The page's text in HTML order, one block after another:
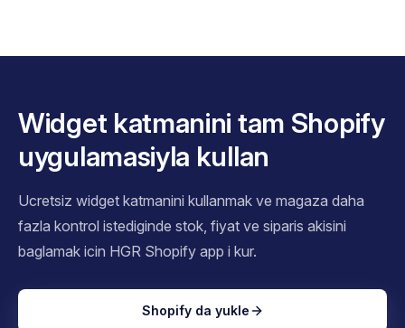
Widget katmanini tam Shopify
uygulamasiyla kullan
Ucretsiz widget katmanini kullanmak ve magaza daha
fazla kontrol istediginde stok, fiyat ve siparis akisini
baglamak icin HGR Shopify app i kur.
Shopify da yukle